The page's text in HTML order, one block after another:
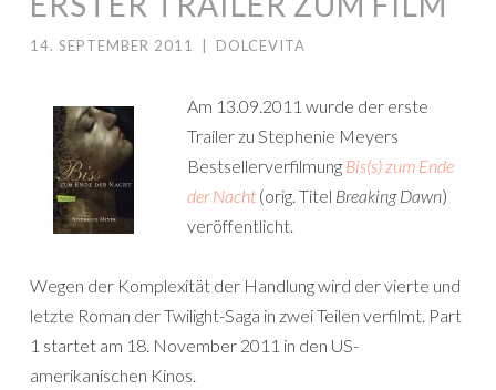
14. SEPTEMBER 2011 DOLCEVITA
Am 13.09.2011 wurde der erste
Trailer zu Stephenie Meyers
Bestsellerverfilmung Bis(s) zum Ende
der Nacht (orig. Titel Breaking Dawn)
veröffentlicht.
Wegen der Komplexität der Handlung wird der vierte und
letzte Roman der Twilight-Saga in zwei Teilen verfilmt. Part
1 startet am 18. November 2011 in den US-
amerikanischen Kinos.